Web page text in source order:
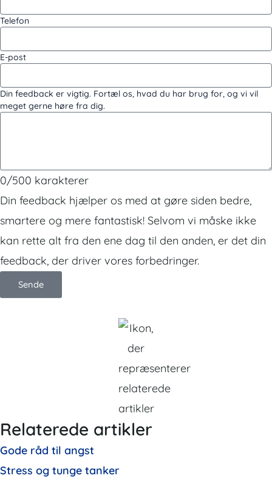
Telefon
E-post
Din feedback er vigtig. Fortæl os, hvad du har brug for, og vi vil
meget gerne høre fra dig.
0/500 karakterer
Din feedback hjælper os med at gøre siden bedre,
smartere og mere fantastisk! Selvom vi måske ikke
kan rette alt fra den ene dag til den anden, er det din
feedback, der driver vores forbedringer.
Sende
Relaterede artikler
Gode råd til angst
Stress og tunge tanker